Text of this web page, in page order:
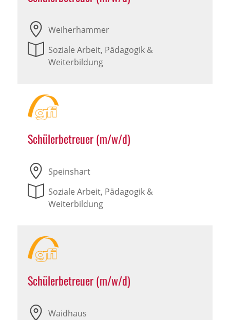
Weiherhammer
Soziale Arbeit, Pädagogik &
Weiterbildung
Schülerbetreuer (m/w/d)
Speinshart
Soziale Arbeit, Pädagogik &
Weiterbildung
Schülerbetreuer (m/w/d)
Waidhaus